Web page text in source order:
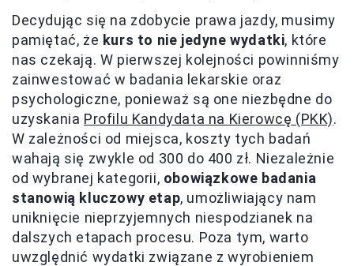
Decydując się na zdobycie prawa jazdy, musimy
pamiętać, że kurs to nie jedyne wydatki, które
nas czekają. W pierwszej kolejności powinniśmy
zainwestować w badania lekarskie oraz
psychologiczne, ponieważ są one niezbędne do
uzyskania Profilu Kandydata na Kierowcę (PKK).
W zależności od miejsca, koszty tych badań
wahają się zwykle od 300 do 400 zł. Niezależnie
od wybranej kategorii, obowiązkowe badania
stanowią kluczowy etap, umożliwiający nam
uniknięcie nieprzyjemnych niespodzianek na
dalszych etapach procesu. Poza tym, warto
uwzględnić wydatki związane z wyrobieniem